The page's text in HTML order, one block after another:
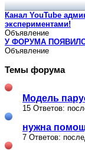
Канал YouTube
экспериментами!
Объявление
У ФОРУМА
Объявление
Темы форума
Модель
15 Ответов:
нужна
7 Ответов: